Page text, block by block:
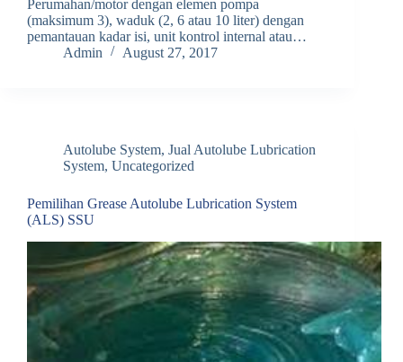
Perumahan/motor dengan elemen pompa
(maksimum 3), waduk (2, 6 atau 10 liter) dengan
pemantauan kadar isi, unit kontrol internal atau…
Admin
August 27, 2017
Autolube System, Jual Autolube Lubrication
System, Uncategorized
Pemilihan Grease Autolube Lubrication System
(ALS) SSU